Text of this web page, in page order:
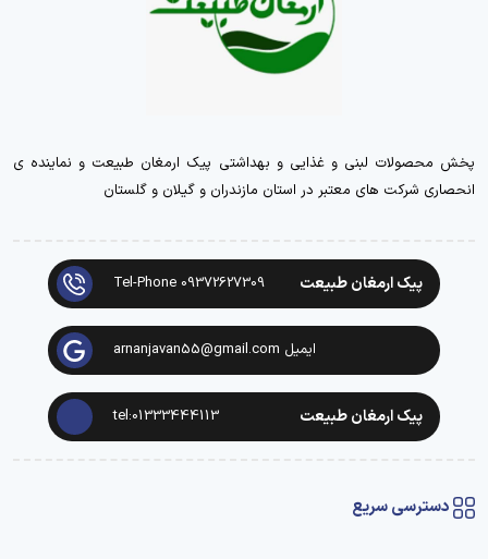
پخش محصولات لبنی و غذایی و بهداشتی پیک ارمغان طبیعت و نماینده ی
انحصاری شرکت های معتبر در استان مازندران و گیلان و گلستان
پیک ارمغان طبیعت Tel-Phone 09372627309
ایمیل arnanjavan55@gmail.com
پیک ارمغان طبیعت tel:01333444113
دسترسی سریع